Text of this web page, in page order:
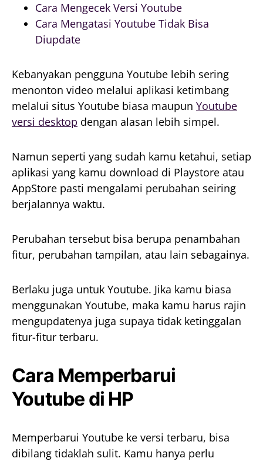
Cara Mengecek Versi Youtube
Cara Mengatasi Youtube Tidak Bisa
Diupdate
Kebanyakan pengguna Youtube lebih sering
menonton video melalui aplikasi ketimbang
melalui situs Youtube biasa maupun Youtube
versi desktop dengan alasan lebih simpel.
Namun seperti yang sudah kamu ketahui, setiap
aplikasi yang kamu download di Playstore atau
AppStore pasti mengalami perubahan seiring
berjalannya waktu.
Perubahan tersebut bisa berupa penambahan
fitur, perubahan tampilan, atau lain sebagainya.
Berlaku juga untuk Youtube. Jika kamu biasa
menggunakan Youtube, maka kamu harus rajin
mengupdatenya juga supaya tidak ketinggalan
fitur-fitur terbaru.
Cara Memperbarui
Youtube di HP
Memperbarui Youtube ke versi terbaru, bisa
dibilang tidaklah sulit. Kamu hanya perlu